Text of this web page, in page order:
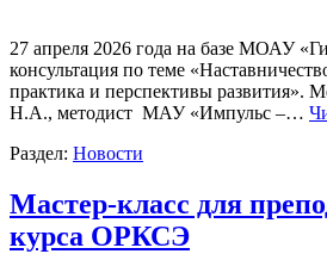
27 апреля 2026 года на базе МОАУ
консультация по теме
практика и перспективы развития».
Н.А., методист МАУ «Импульс –…
Раздел: Новости
Мастер-класс для
курса ОРКСЭ